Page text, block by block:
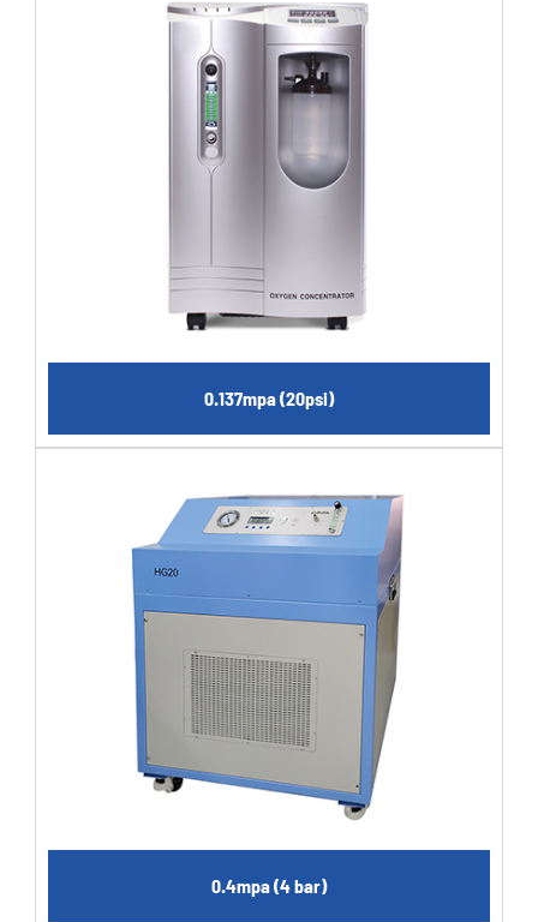
0.137mpa (20psi)
0.4mpa (4 bar)